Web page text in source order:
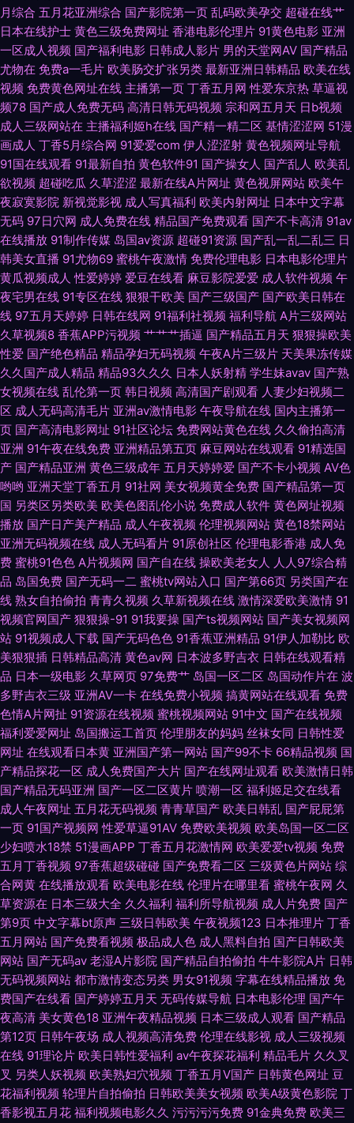
音先锋资源站婷婷 精品按摩 国产日韩综合 超碰cop 午夜成人区在线 岛国激
情一区 首页国产主播 久久伊人超碰 91中文视频在线 色色呦呦呦 草莓视频18
先锋成人Av影院 国产九区第八页 91白丝白虎萝莉 九色国产夫妻九色 97资源
共享 亚洲免费在线视频肏屄 91传媒在线观看网站大全 欧美日韩久久精品爱
爱 91制片厂大片黄色 伪娘色情 国产在线第一页 91视频免费在线播放 亚洲福
利丝 国产主页 91探花入口 日韩视频a 国际精品视频 91福利合集在线 蜜桃成
人在线观看 精品久久婷婷网络 国产精品人久久精品 91网站高清在线观看 婷
婷丁香传媒 国产不卡的视频 91传媒免费入口 久热服务AV 97超碰在线人人草
91福利网址导航大全 五月婷婷影院 国产精品自拍第一区页 91大神在线视频
看看 男人天堂青青草 91在线大神观看传媒 香蕉AV国产 久草ab 成人亚洲欧
美日韩在线 91黄色黑丝动漫 日韩精品不卡专区 成人视频无乱码 在线观看黑
丝AV 久久91视频 91网免费观看 首页资源吧!A片 蜜桃成人无码精品 色色az
密桃成人网址 91视频在线观看网址 九色熟女 91色蝌蚪 日韩av最新 天堂色
www 岛国av免费电影导航 91看视频黄入口 日本欧美视频 avapp91看片 婷
婷午夜精品久久一区 国产17页 自拍偷窥99 丰满熟妇大乳丰满做爰 综合欧美
后入 另类性爱综合 91福利视频导航页 日韩成人网址 国产AV导航一区 先锋
av东京热 东方α√ 91另类 东京热亚洲免费精品 AV人人摸超碰 91巨炮免费观
看视频 亚欧美色图80p 影音先锋av网址 免费人成网三级片 91自拍原创蝌蚪
亚洲久草网 黄污污在线观看 91免费 东京热伊人av 91黄软件免费版下 欧无码
免费 超碰在线日韩国产 91N成人 激情91在线 91豆花网亚
月综合 五月花亚洲综合 国产影院第一页 乱码欧美孕交 超碰在线艹
日本在线护士 黄色三级免费网址 香港电影伦理片 91黄色电影 亚洲
一区成人视频 国产福利电影 日韩成人影片 男的天堂网AV 国产精品
尤物在 免费a一毛片 欧美肠交扩张另类 最新亚洲日韩精品 欧美在线
视频 免费黄色网址在线 主播第一页 丁香五月网 性爱东京热 草逼视
频78 国产成人免费无码 高清日韩无码视频 宗和网五月天 日b视频
成人三级网站在 主播福利姬h在线 国产精一精二区 基情涩涩网 51漫
画成人 丁香5月综合网 91爱爱com 伊人涩涩射 黄色视频网址导航
91国在线观看 91最新自拍 黄色软件91 国产操女人 国产乱人 欧美乱
欲视频 超碰吃瓜 久草涩涩 最新在线A片网址 黄色视屏网站 欧美午
夜寂寞影院 新视觉影视 成人写真福利 欧美内射网址 日本中文字幕
无码 97日穴网 成人免费在线 精品国产免费观看 国产不卡高清 91av
在线播放 91制作传媒 岛国av资源 超碰91资源 国产乱一乱二乱三 日
韩美女直播 91尤物69 蜜桃午夜激情 免费伦理电影 日本电影伦理片
黄瓜视频成人 性爱婷婷 爱豆在线看 麻豆影院爱爱 成人软件视频 午
夜宅男在线 91专区在线 狠狠干欧美 国产三级国产 国产欧美日韩在
线 97五月天婷婷 日韩在线网 91福利社视频 福利导航 A片三级网站
久草视频8 香蕉APP污视频 艹艹艹插逼 国产精品五月天 狠狠操欧美
性爱 国产绝色精品 精品孕妇无码视频 午夜A片三级片 天美果冻传媒
久久国产成人精品 精品93久久久 日本人妖射精 学生妹avav 国产熟
女视频在线 乱伦第一页 韩日视频 高清国产剧观看 人妻少妇视频二
区 成人无码高清毛片 亚洲av激情电影 午夜导航在线 国内主播第一
页 国产高清电影网址 91社区论坛 免费网站黄色在线 久久偷拍高清
亚洲 91午夜在线免费 亚洲精品第五页 麻豆网站在线观看 91精选国
产 国产精品亚洲 黄色三级成年 五月天婷婷爱 国产不卡小视频 AV色
哟哟 亚洲天堂丁香五月 91社网 美女视频黄全免费 国产精品第一页
国 另类区另类欧美 欧美色图乱伦小说 免费成人软件 黄色网址视频
播放 国产日产美产精品 成人午夜视频 伦理视频网站 黄色18禁网站
亚洲无码视频在线 成人无码看片 91原创社区 伦理电影香港 成人免
费 蜜桃91色色 A片视频网 国产自在线 操欧美老女人 人人97综合精
品 岛国免费 国产无码一二 蜜桃tv网站入口 国产第66页 另类国产在
线 熟女自拍偷拍 青青久视频 久草新视频在线 激情深爱欧美激情 91
视频官网国产 狠狠操-91 91我要操 国产ts视频网站 国产美女视频网
站 91视频成人下载 国产无码色色 91香蕉亚洲精品 91伊人加勒比 欧
美狠狠插 日韩精品高清 黄色av网 日本波多野吉衣 日韩在线观看精
品 日本一级电影 久草网页 97免费艹 岛国一区二区 岛国动作片在 波
多野吉衣三级 亚洲AV一卡 在线免费小视频 搞黄网站在线观看 免费
色情A片网扯 91资源在线视频 蜜桃视频网站 91中文 国产在线视频
福利爱爱网址 岛国搬运工首页 伦理朋友的妈妈 丝袜女同 日韩性爱
网址 在线观看日本黄 亚洲国产第一网站 国产99不卡 66精品视频 国
产精品探花一区 成人免费国产大片 国产在线网址观看 欧美激情日韩
国产精品无码亚洲 国产一区二区黄片 喷潮一区 福利姬足交在线看
成人午夜网址 五月花无码视频 青青草国产 欧美日韩乱 国产屁屁第
一页 91国产视频网 性爱草逼91AV 免费欧美视频 欧美岛国一区二区
少妇喷水18禁 51漫画APP 丁香五月花激情网 欧美爱爱tv视频 免费
五月丁香视频 97香蕉超级碰碰 国产免费看二区 三级黄色片网站 综
合网黄 在线播放观看 欧美电影在线 伦理片在哪里看 蜜桃午夜网 久
草资源在 日本三级大全 久久福利 福利所导航视频 成人片免费 国产
第9页 中文字幕bt原声 三级日韩欧美 午夜视频123 日本推理片 丁香
五月网站 国产免费看视频 极品成人色 成人黑料自拍 国产日韩欧美
网站 国产无码av 老湿A片影院 国产精品自拍偷拍 牛牛影院A片 日韩
无码视频网站 都市激情变态另类 男女91视频 字幕在线精品播放 免
费国产在线看 国产婷婷五月天 无码传媒导航 日本电影伦理 国产午
夜高清 美女黄色18 亚洲午夜精品视频 日本三级成人观看 国产精品
第12页 日韩午夜场 成人视频高清免费 伦理在线影视 成人三级视频
在线 91理论片 欧美日韩性爱福利 av午夜探花福利 精品毛片 久久叉
叉 另类人妖视频 欧美熟妇穴视频 丁香五月V国产 日韩黄色网址 豆
花福利视频 轮理片自拍偷拍 日韩欧美美女视频 欧美A级黄色影院 丁
香影视五月花 福利视频电影久久 污污污污免费 91金典免费 欧美三